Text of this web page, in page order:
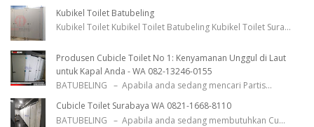
Kubikel Toilet Batubeling
Kubikel Toilet Kubikel Toilet Batubeling Kubikel Toilet Sura...
Produsen Cubicle Toilet No 1: Kenyamanan Unggul di Laut
untuk Kapal Anda - WA 082-13246-0155
BATUBELING – Apabila anda sedang mencari Partis...
Cubicle Toilet Surabaya WA 0821-1668-8110
BATUBELING – Apabila anda sedang membutuhkan Cu...